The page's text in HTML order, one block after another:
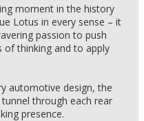
moment in the history
Lotus in every sense – it
passion to push
of thinking and to apply
automotive design, the
through each rear
presence.